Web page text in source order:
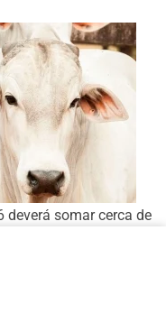
deverá somar cerca de